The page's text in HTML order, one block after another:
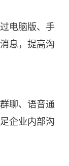
电脑版、手
息，提高沟
聊、语音通
企业内部沟